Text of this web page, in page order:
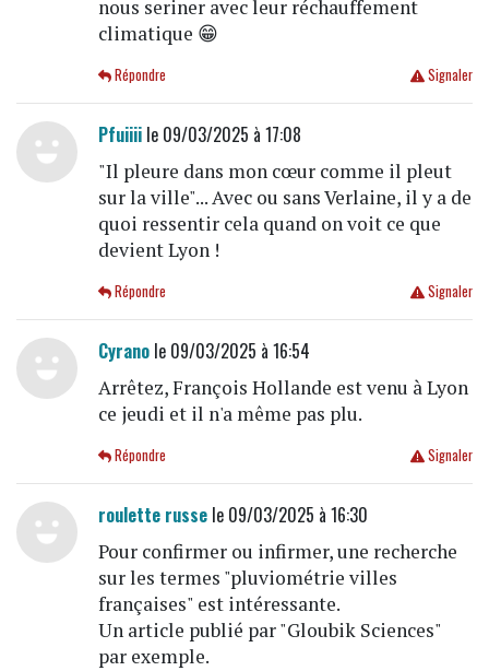
nous seriner avec leur réchauffement
climatique 😁
Signaler
Répondre
Pfuiiiile 09/03/2025 à 17:08
"Il pleure dans mon cœur comme il pleut
sur la ville"... Avec ou sans Verlaine, il y a de
quoi ressentir cela quand on voit ce que
devient Lyon !
Signaler
Répondre
Cyranole 09/03/2025 à 16:54
Arrêtez, François Hollande est venu à Lyon
ce jeudi et il n'a même pas plu.
Signaler
Répondre
roulette russele 09/03/2025 à 16:30
Pour confirmer ou infirmer, une recherche
sur les termes "pluviométrie villes
françaises" est intéressante.
Un article publié par "Gloubik Sciences"
par exemple.